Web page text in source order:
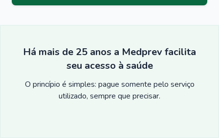
Há mais de 25 anos a Medprev facilita
seu acesso à saúde
O princípio é simples: pague somente pelo serviço
utilizado, sempre que precisar.